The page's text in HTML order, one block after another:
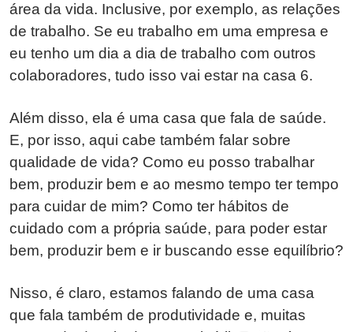
área da vida. Inclusive, por exemplo, as relações
de trabalho. Se eu trabalho em uma empresa e
eu tenho um dia a dia de trabalho com outros
colaboradores, tudo isso vai estar na casa 6.
Além disso, ela é uma casa que fala de saúde.
E, por isso, aqui cabe também falar sobre
qualidade de vida? Como eu posso trabalhar
bem, produzir bem e ao mesmo tempo ter tempo
para cuidar de mim? Como ter hábitos de
cuidado com a própria saúde, para poder estar
bem, produzir bem e ir buscando esse equilíbrio?
Nisso, é claro, estamos falando de uma casa
que fala também de produtividade e, muitas